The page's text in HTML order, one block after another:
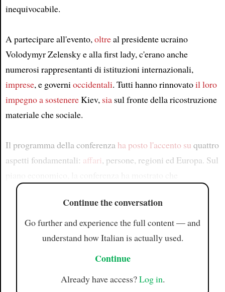
inequivocabile.
A partecipare all'evento,oltreal presidente ucraino
Volodymyr Zelensky e alla first lady, c'erano anche
numerosi rappresentanti di istituzioni internazionali,
imprese, e governioccidentali. Tutti hanno rinnovatoil loro
impegno a sostenereKiev, siasul fronte della ricostruzione
materiale che sociale.
Il programma della conferenzaha posto l'accento su quattro
aspetti fondamentali: affari, persone, regioni ed Europa. Sul
Continue the conversation
Go further and experience the full content — and
understand how Italian is actually used.
Continue
Already have access?Log in.